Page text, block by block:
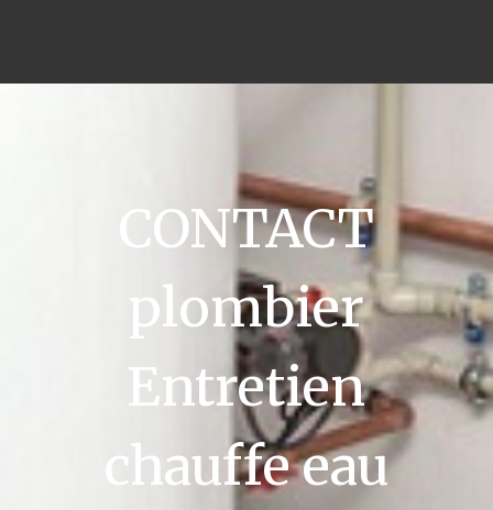
CONTACT
plombier
Entretien
chauffe eau